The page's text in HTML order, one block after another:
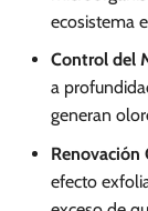
ecosistema
Control del
a
generan
Renovación
efecto